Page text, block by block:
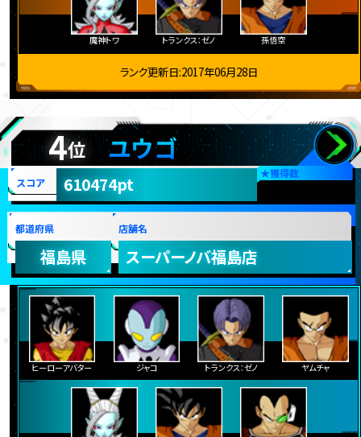
魔神トワ トランクス：ゼノ 孫悟空
ランク更新日:2017年06月28日
4位 ユウゴ
★獲得数
スコア 610474pt
都道府県
福島県
店舗名
スーパーノバ福島店
ヒーローアバター ジャコ トランクス：ゼノ ヤムチャ